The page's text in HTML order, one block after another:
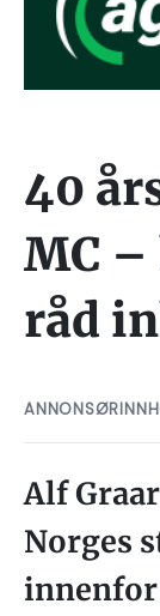
40
MC –
råd
Alf
Norges
innenfor